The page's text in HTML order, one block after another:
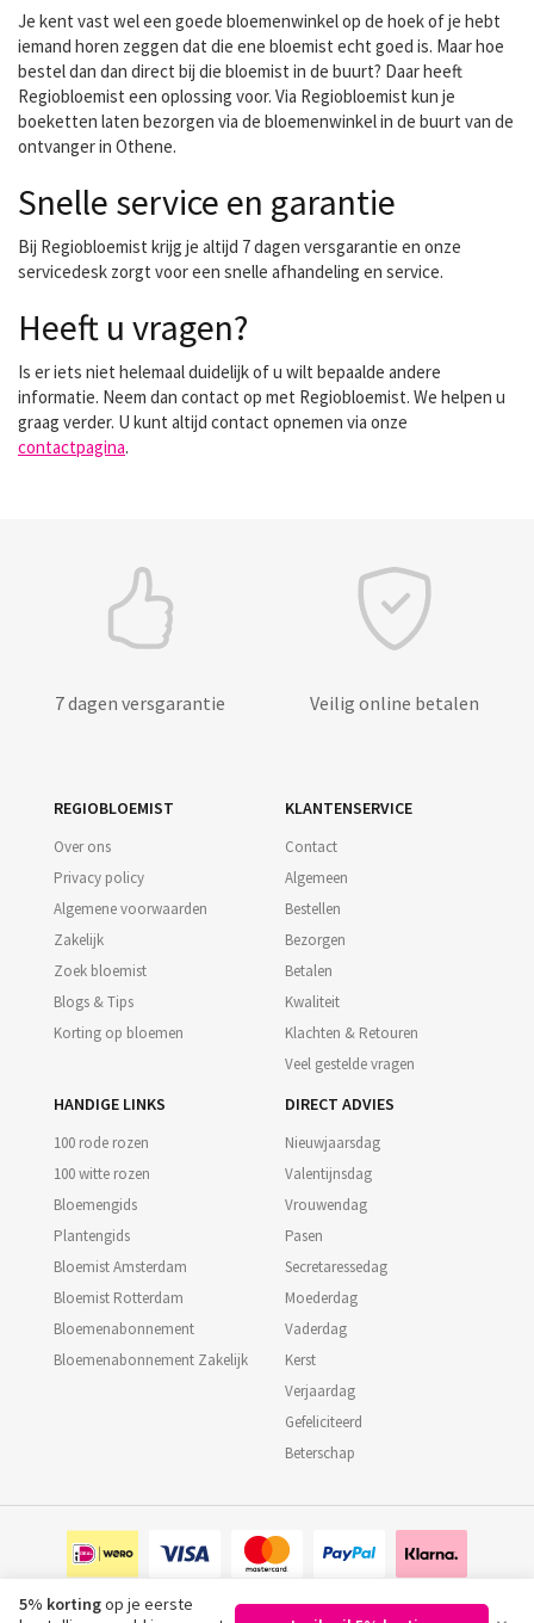
Je kent vast wel een goede bloemenwinkel op de hoek of je hebt
iemand horen zeggen dat die ene bloemist echt goed is. Maar hoe
bestel dan dan direct bij die bloemist in de buurt? Daar heeft
Regiobloemist een oplossing voor. Via Regiobloemist kun je
boeketten laten bezorgen via de bloemenwinkel in de buurt van de
ontvanger in Othene.
Snelle service en garantie
Bij Regiobloemist krijg je altijd 7 dagen versgarantie en onze
servicedesk zorgt voor een snelle afhandeling en service.
Heeft u vragen?
Is er iets niet helemaal duidelijk of u wilt bepaalde andere
informatie. Neem dan contact op met Regiobloemist. We helpen u
graag verder. U kunt altijd contact opnemen via onze
contactpagina.
7 dagen versgarantie Veilig online betalen
REGIOBLOEMIST
Over ons
Privacy policy
Algemene voorwaarden
Zakelijk
Zoek bloemist
Blogs & Tips
Korting op bloemen
KLANTENSERVICE
Contact
Algemeen
Bestellen
Bezorgen
Betalen
Kwaliteit
Klachten & Retouren
Veel gestelde vragen
HANDIGE LINKS
100 rode rozen
100 witte rozen
Bloemengids
Plantengids
Bloemist Amsterdam
Bloemist Rotterdam
Bloemenabonnement
Bloemenabonnement Zakelijk
DIRECT ADVIES
Nieuwjaarsdag
Valentijnsdag
Vrouwendag
Pasen
Secretaressedag
Moederdag
Vaderdag
Kerst
Verjaardag
Gefeliciteerd
Beterschap
5% kortingop je eerste